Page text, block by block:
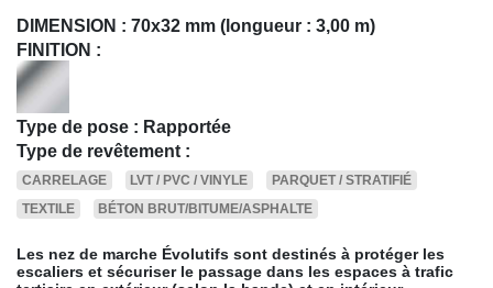
DIMENSION : 70x32 mm (longueur : 3,00 m)
FINITION :
Type de pose : Rapportée
Type de revêtement :
CARRELAGE LVT / PVC / VINYLE
PARQUET / STRATIFIÉ
TEXTILE
BÉTON BRUT/BITUME/ASPHALTE
Les nez de marche Évolutifs sont destinés à protéger les
escaliers et sécuriser le passage dans les espaces à trafic